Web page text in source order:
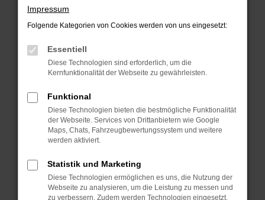
Suchmaschine?
Prüfe deine Browsererweiterungen.
das Laden bestimmter Seiten verhindern.
Funktioniert die Seite in einem anderen Browser
oder in einem privaten Fenster?
Das kann manchmal helfen, vorübergehende
Probleme zu beheben.
Stelle sicher, dass dein Browser und dein
Betriebssystem auf dem neuesten Stand sind.
Sicherheitsrisiko, sondern kann auch dazu führen,
dass bestimmte Funktionen nicht mehr
unterstützt werden.
Impressum
Folgende Kategorien von Cookies werden von uns eingesetzt:
Essentiell
Diese Technologien sind erforderlich, um die
Kernfunktionalität der Webseite zu gewährleisten.
Funktional
Diese Technologien bieten die bestmögliche Funktionalität
der Webseite. Services von Drittanbietern wie Google
Maps, Chats, Fahrzeugbewertungssystem und weitere
werden aktiviert.
Statistik und Marketing
Diese Technologien ermöglichen es uns, die Nutzung der
Webseite zu analysieren, um die Leistung zu messen und
zu verbessern. Zudem werden Technologien eingesetzt,